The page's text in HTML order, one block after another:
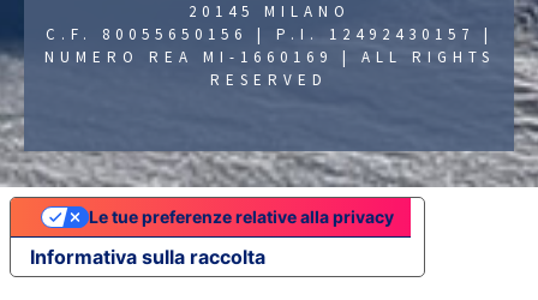
20145 MILANO
C.F. 80055650156 | P.I. 12492430157 |
NUMERO REA MI-1660169 | ALL RIGHTS
RESERVED
Informativa sulla raccolta
Le tue preferenze relative alla privacy